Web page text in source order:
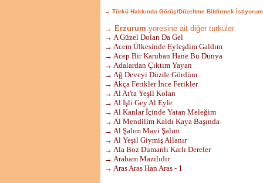
→ Türkü Hakkında Görüş/Düzeltme Bildirmek İstiyorum
→ Erzurum yöresine ait diğer türküler
→ A Güzel Dolan Da Gel
→ Acem Ülkesinde Eyleşdim Galdım
→ Acep Bir Karuban Hane Bu Dünya
→ Adalardan Çıktım Yayan
→ Ağ Deveyi Düzde Gördüm
→ Akça Ferikler İnce Ferikler
→ Al At'ta Yeşil Kolan
→ Al İşli Gey Al Eyle
→ Al Kanlar İçinde Yatan Meleğim
→ Al Mendilim Kaldı Kaya Başında
→ Al Şalım Mavi Şalım
→ Al Yeşil Giymiş Allanır
→ Ala Boz Dumanlı Karlı Dereler
→ Arabam Mazılıdır
→ Aras Aras Han Aras - 1